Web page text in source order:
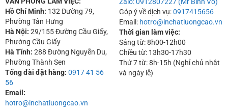
Hồ Chí Minh: 132 Đường 79,
Phường Tân Hưng
Hà Nội: 29/155 Đường Cầu Giấy,
Phường Cầu Giấy
Hà Tĩnh: 288 Đường Nguyễn Du,
Phường Thành Sen
Tổng đài đặt hàng: 0917 41 56
56
Email:
hotro@inchatluongcao.vn
Góp ý về dịch vụ:0917415656
Email: hotro@inchatluongcao.vn
Thời gian làm việc:
Sáng từ: 8h00-12h00
Chiều từ: 13h30-17h30
Thứ 7 từ: 8h-15h (Nghỉ chủ nhật
và ngày lễ)